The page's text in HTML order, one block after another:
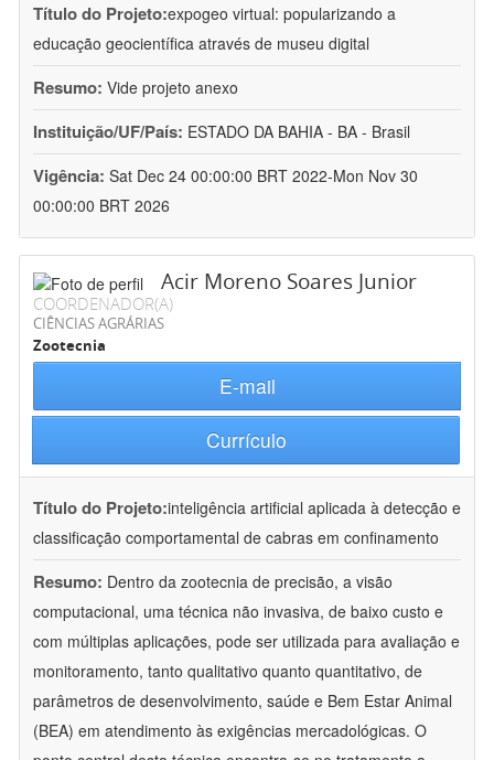
Título do Projeto:expogeo virtual: popularizando a
educação geocientífica através de museu digital
Resumo: Vide projeto anexo
Instituição/UF/País: ESTADO DA BAHIA - BA - Brasil
Vigência: Sat Dec 24 00:00:00 BRT 2022-Mon Nov 30
00:00:00 BRT 2026
Acir Moreno Soares Junior
COORDENADOR(A)
CIÊNCIAS AGRÁRIAS
Zootecnia
E-mail
Currículo
Título do Projeto:inteligência artificial aplicada à detecção e
classificação comportamental de cabras em confinamento
Resumo: Dentro da zootecnia de precisão, a visão
computacional, uma técnica não invasiva, de baixo custo e
com múltiplas aplicações, pode ser utilizada para avaliação e
monitoramento, tanto qualitativo quanto quantitativo, de
parâmetros de desenvolvimento, saúde e Bem Estar Animal
(BEA) em atendimento às exigências mercadológicas. O